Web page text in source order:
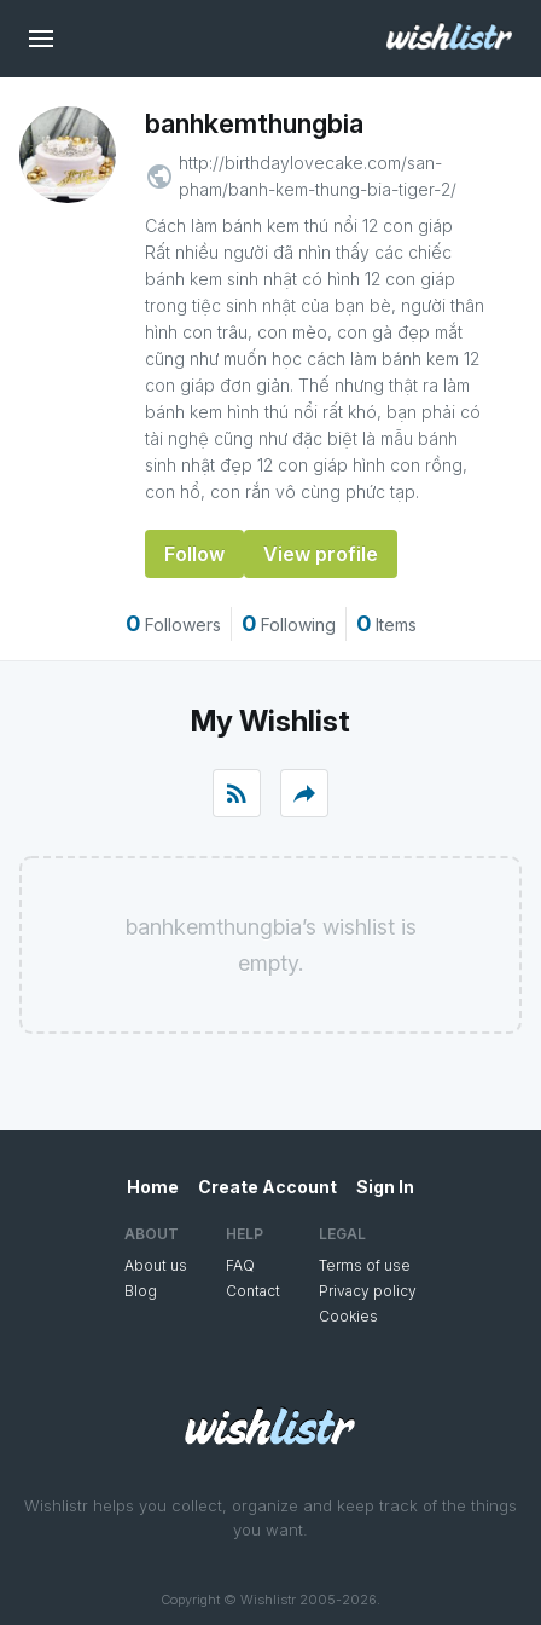
banhkemthungbia
public http://birthdaylovecake.com/san-
pham/banh-kem-thung-bia-tiger-2/
Cách làm bánh kem thú nổi 12 con giáp
Rất nhiều người đã nhìn thấy các chiếc
bánh kem sinh nhật có hình 12 con giáp
trong tiệc sinh nhật của bạn bè, người thân
hình con trâu, con mèo, con gà đẹp mắt
cũng như muốn học cách làm bánh kem 12
con giáp đơn giản. Thế nhưng thật ra làm
bánh kem hình thú nổi rất khó, bạn phải có
tài nghệ cũng như đặc biệt là mẫu bánh
sinh nhật đẹp 12 con giáp hình con rồng,
con hổ, con rắn vô cùng phức tạp.
Follow View profile
0 Followers 0 Following 0 Items
My Wishlist
rss_feed reply
banhkemthungbia’s wishlist is
empty.
Wishlistr helps you collect, organize and keep track of the things
you want.
Copyright © Wishlistr 2005-2026.
Home Create Account Sign In
ABOUT
About us
Blog
HELP
FAQ
Contact
LEGAL
Terms of use
Privacy policy
Cookies